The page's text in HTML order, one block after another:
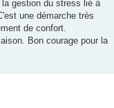
gestion du stress lié à
une démarche très
de confort.
Bon courage pour la